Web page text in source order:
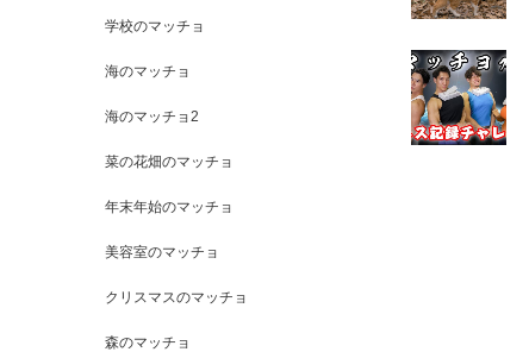
学校のマッチョ
海のマッチョ
海のマッチョ2
菜の花畑のマッチョ
年末年始のマッチョ
美容室のマッチョ
クリスマスのマッチョ
森のマッチョ